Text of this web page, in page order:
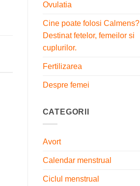
Ovulatia
Cine poate folosi Calmens?
Destinat fetelor, femeilor si
cuplurilor.
Fertilizarea
Despre femei
CATEGORII
Avort
Calendar menstrual
Ciclul menstrual